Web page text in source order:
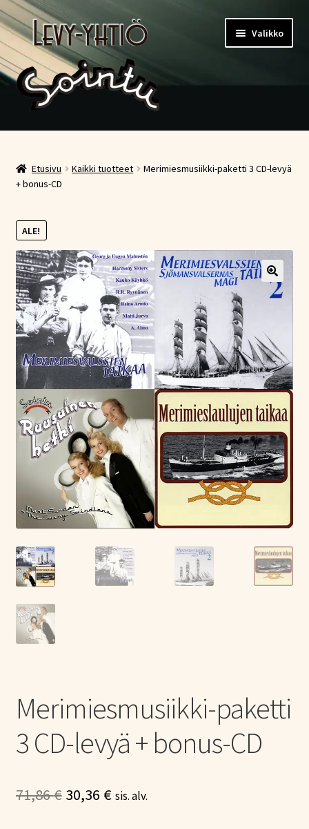
Siirry
navigointiin
Siirry
sisältöön
Valikko
Etusivu
Kauppa
Kassa
Oma tili
Tietoa meistä
Konserttiliput
tason
valikko
Etusivu Kaikki tuotteet
Merimiesmusiikki-paketti 3 CD-levyä
+ bonus-CD
ALE!
Merimiesmusiikki-paketti
3 CD-levyä + bonus-CD
71,86€ Alkuperäinen
30,36 €Nykyinen
sis. alv.